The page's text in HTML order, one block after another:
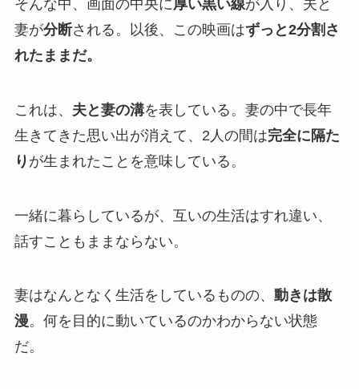
そんな中、画面の中央に 厚い黒い線が入り、夫と
妻が分断される。以後、この映画はずっと2分割さ
れたままだ。
これは、 夫と妻の溝を表している。妻の中で長年
生きてきた思い出が消えて、2人の間は完全に隔た
り が生まれたことを意味している。
一緒に暮らしているが、互いの生活はすれ違い、
話すこともままならない。
妻はなんとなく生活をしているものの、 動きは散
漫。何を目的に動いているのかわからない状態
だ。